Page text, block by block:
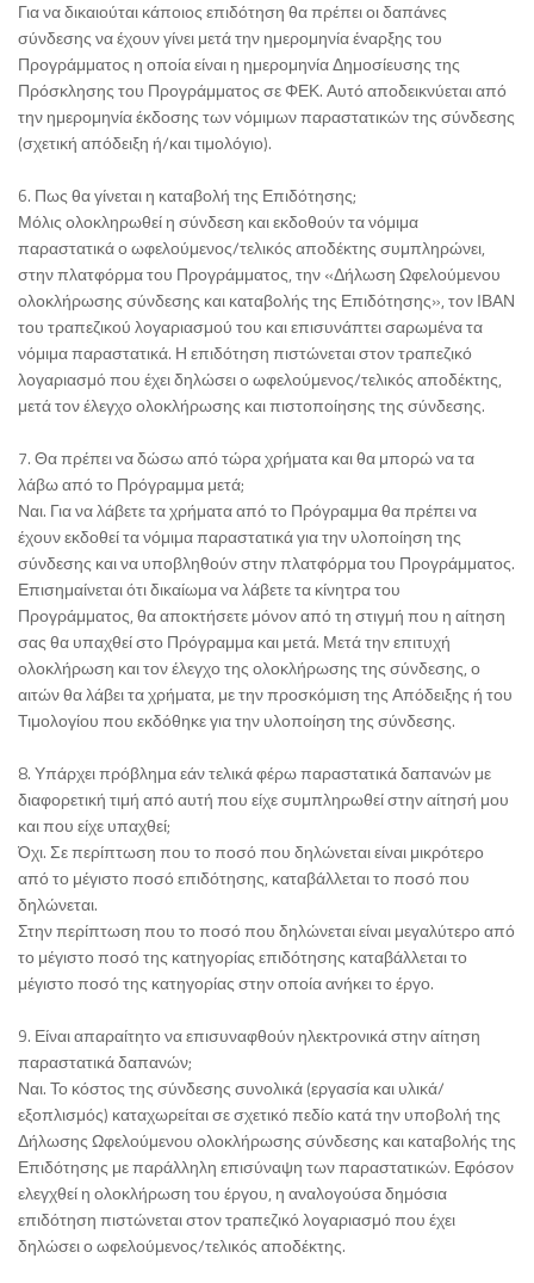
Για να δικαιούται κάποιος επιδότηση θα πρέπει οι δαπάνες
σύνδεσης να έχουν γίνει μετά την ημερομηνία έναρξης του
Προγράμματος η οποία είναι η ημερομηνία Δημοσίευσης της
Πρόσκλησης του Προγράμματος σε ΦΕΚ. Αυτό αποδεικνύεται από
την ημερομηνία έκδοσης των νόμιμων παραστατικών της σύνδεσης
(σχετική απόδειξη ή/και τιμολόγιο).
6. Πως θα γίνεται η καταβολή της Επιδότησης;
Μόλις ολοκληρωθεί η σύνδεση και εκδοθούν τα νόμιμα
παραστατικά ο ωφελούμενος/τελικός αποδέκτης συμπληρώνει,
στην πλατφόρμα του Προγράμματος, την «Δήλωση Ωφελούμενου
ολοκλήρωσης σύνδεσης και καταβολής της Επιδότησης», τον ΙΒΑΝ
του τραπεζικού λογαριασμού του και επισυνάπτει σαρωμένα τα
νόμιμα παραστατικά. Η επιδότηση πιστώνεται στον τραπεζικό
λογαριασμό που έχει δηλώσει ο ωφελούμενος/τελικός αποδέκτης,
μετά τον έλεγχο ολοκλήρωσης και πιστοποίησης της σύνδεσης.
7. Θα πρέπει να δώσω από τώρα χρήματα και θα μπορώ να τα
λάβω από το Πρόγραμμα μετά;
Ναι. Για να λάβετε τα χρήματα από το Πρόγραμμα θα πρέπει να
έχουν εκδοθεί τα νόμιμα παραστατικά για την υλοποίηση της
σύνδεσης και να υποβληθούν στην πλατφόρμα του Προγράμματος.
Επισημαίνεται ότι δικαίωμα να λάβετε τα κίνητρα του
Προγράμματος, θα αποκτήσετε μόνον από τη στιγμή που η αίτηση
σας θα υπαχθεί στο Πρόγραμμα και μετά. Μετά την επιτυχή
ολοκλήρωση και τον έλεγχο της ολοκλήρωσης της σύνδεσης, ο
αιτών θα λάβει τα χρήματα, με την προσκόμιση της Απόδειξης ή του
Τιμολογίου που εκδόθηκε για την υλοποίηση της σύνδεσης.
8. Υπάρχει πρόβλημα εάν τελικά φέρω παραστατικά δαπανών με
διαφορετική τιμή από αυτή που είχε συμπληρωθεί στην αίτησή μου
και που είχε υπαχθεί;
Όχι. Σε περίπτωση που το ποσό που δηλώνεται είναι μικρότερο
από το μέγιστο ποσό επιδότησης, καταβάλλεται το ποσό που
δηλώνεται.
Στην περίπτωση που το ποσό που δηλώνεται είναι μεγαλύτερο από
το μέγιστο ποσό της κατηγορίας επιδότησης καταβάλλεται το
μέγιστο ποσό της κατηγορίας στην οποία ανήκει το έργο.
9. Είναι απαραίτητο να επισυναφθούν ηλεκτρονικά στην αίτηση
παραστατικά δαπανών;
Ναι. Το κόστος της σύνδεσης συνολικά (εργασία και υλικά/
εξοπλισμός) καταχωρείται σε σχετικό πεδίο κατά την υποβολή της
Δήλωσης Ωφελούμενου ολοκλήρωσης σύνδεσης και καταβολής της
Επιδότησης με παράλληλη επισύναψη των παραστατικών. Εφόσον
ελεγχθεί η ολοκλήρωση του έργου, η αναλογούσα δημόσια
επιδότηση πιστώνεται στον τραπεζικό λογαριασμό που έχει
δηλώσει ο ωφελούμενος/τελικός αποδέκτης.